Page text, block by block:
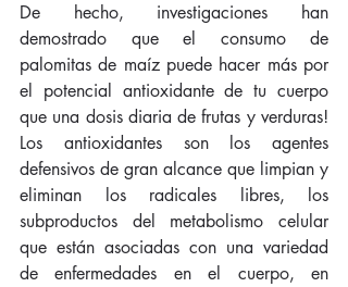
De hecho, investigaciones han
demostrado que el consumo de
palomitas de maíz puede hacer más por
el potencial antioxidante de tu cuerpo
que una dosis diaria de frutas y verduras!
Los antioxidantes son los agentes
defensivos de gran alcance que limpian y
eliminan los radicales libres, los
subproductos del metabolismo celular
que están asociadas con una variedad
de enfermedades en el cuerpo, en